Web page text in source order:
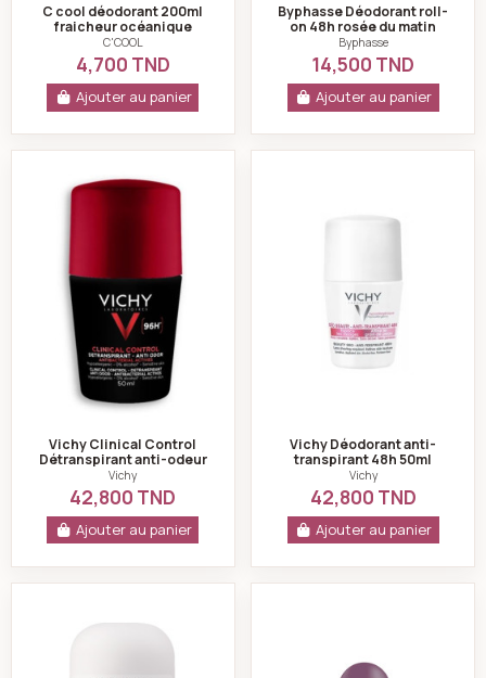
C cool déodorant 200ml
fraicheur océanique
C'COOL
4,700 TND
Ajouter au panier
Byphasse Déodorant roll-
on 48h rosée du matin
anti-taches 50ml
Byphasse
14,500 TND
Ajouter au panier
Vichy Clinical Control
Détranspirant anti-odeur
Homme 96h
Vichy
42,800 TND
Ajouter au panier
Vichy Déodorant anti-
transpirant 48h 50ml
Vichy
42,800 TND
Ajouter au panier